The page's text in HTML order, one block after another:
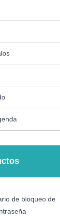
de bloqueo de